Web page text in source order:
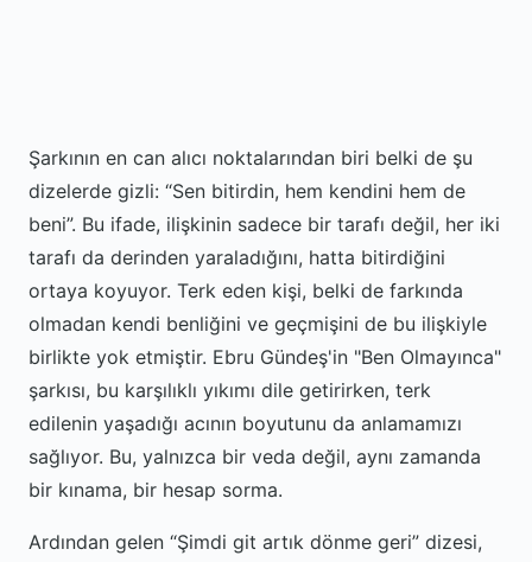
Şarkının en can alıcı noktalarından biri belki de şu
dizelerde gizli:
Sen bitirdin, hem kendini hem de
beni . Bu ifade, ilişkinin sadece bir tarafı değil, her iki
tarafı da derinden yaraladığını, hatta bitirdiğini
ortaya koyuyor. Terk eden kişi, belki de farkında
olmadan kendi benliğini ve geçmişini de bu ilişkiyle
birlikte yok etmiştir. Ebru Gündeş'in "Ben Olmayınca"
şarkısı, bu karşılıklı yıkımı dile getirirken, terk
edilenin yaşadığı acının boyutunu da anlamamızı
sağlıyor. Bu, yalnızca bir veda değil, aynı zamanda
bir kınama, bir hesap sorma.
Ardından gelen Şimdi git artık dönme geri dizesi,